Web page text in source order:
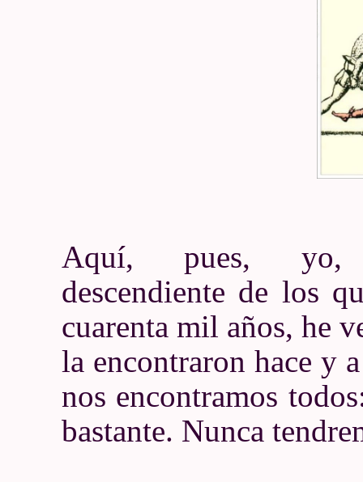
Aquí, pues, yo,
descendiente de los
cuarenta mil años, he
la encontraron hace y
nos encontramos
bastante. Nunca